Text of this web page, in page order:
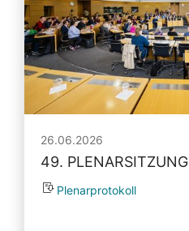
26.06.2026
49. PLENARSITZUNG
Plenarprotokoll